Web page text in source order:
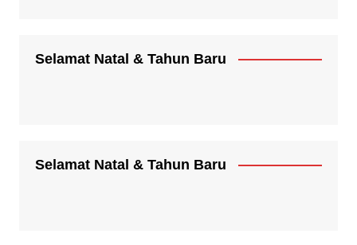
Selamat Natal & Tahun Baru
Selamat Natal & Tahun Baru